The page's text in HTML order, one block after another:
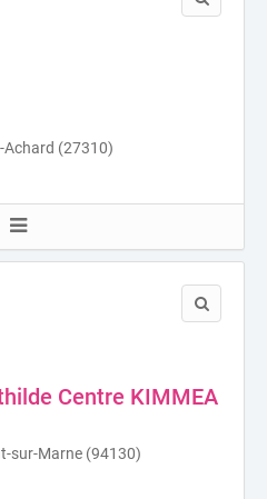
Achard (27310)
Centre KIMMEA
sur-Marne (94130)